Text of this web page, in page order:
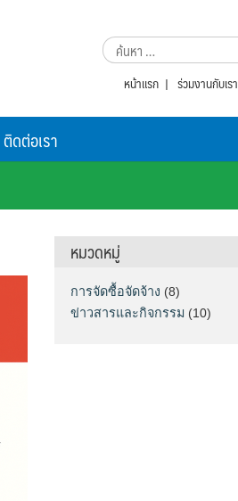
ค้นหา
สำหรับ:
หน้าแรก |ร่วมงานกับเรา
ติดต่อเรา
หมวดหมู่
การจัดซื้อจัดจ้าง (8)
ข่าวสารและกิจกรรม (10)